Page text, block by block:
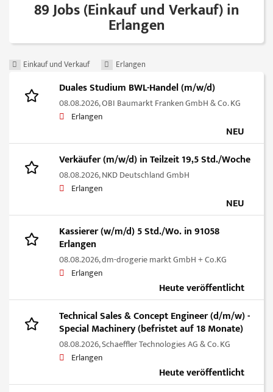
89 Jobs (Einkauf und Verkauf) in
Erlangen
Einkauf und Verkauf Erlangen
Duales Studium BWL-Handel (m/w/d)
08.08.2026,OBI Baumarkt Franken GmbH & Co. KG
Erlangen
NEU
Verkäufer (m/w/d) in Teilzeit 19,5 Std./Woche
08.08.2026,NKD Deutschland GmbH
Erlangen
NEU
Kassierer (w/m/d) 5 Std./Wo. in 91058
Erlangen
08.08.2026,dm-drogerie markt GmbH + Co.KG
Erlangen
Heute veröffentlicht
Technical Sales & Concept Engineer (d/m/w) -
Special Machinery (befristet auf 18 Monate)
08.08.2026,Schaeffler Technologies AG & Co. KG
Erlangen
Heute veröffentlicht